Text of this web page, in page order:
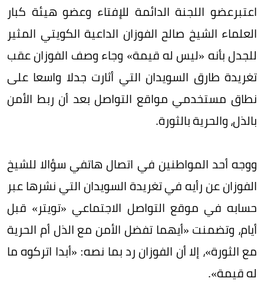
اعتبرعضو اللجنة الدائمة للإفتاء وعضو هيئة كبار
العلماء الشيخ صالح الفوزان الداعية الكويتي المثير
للجدل بأنه «ليس له قيمة» وجاء وصف الفوزان عقب
تغريدة طارق السويدان التي أثارت جدلا واسعا على
نطاق مستخدمي مواقع التواصل بعد أن ربط الأمن
بالذل، والحرية بالثورة.
ووجه أحد المواطنين في اتصال هاتفي سؤالا للشيخ
الفوزان عن رأيه في تغريدة السويدان التي نشرها عبر
حسابه في موقع التواصل الاجتماعي «تويتر» قبل
أيام، وتضمنت «أيهما تفضل الأمن مع الذل أم الحرية
مع الثورة»، إلا أن الفوزان رد بما نصه: «أبدا اتركوه ما
له قيمة».